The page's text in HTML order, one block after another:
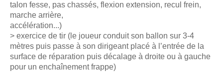
talon fesse, pas chassés, flexion extension, recul frein,
marche arrière,
accélération...)
> exercice de tir (le joueur conduit son ballon sur 3-4
mètres puis passe à son dirigeant placé à l’entrée de la
surface de réparation puis décalage à droite ou à gauche
pour un enchaînement frappe)